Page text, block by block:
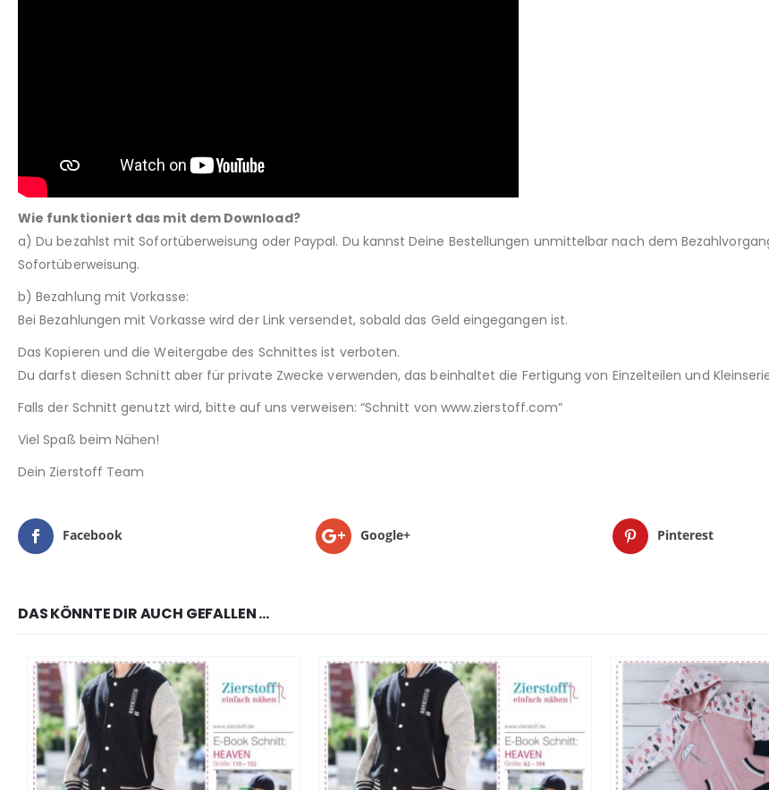
Wie funktioniert das mit dem Download?
a) Du bezahlst mit Sofortüberweisung oder Paypal. Du kannst Deine Bestellungen unmittelbar nach dem
Sofortüberweisung.
b) Bezahlung mit Vorkasse:
Bei Bezahlungen mit Vorkasse wird der Link versendet, sobald das Geld eingegangen ist.
Das Kopieren und die Weitergabe des Schnittes ist verboten.
Du darfst diesen Schnitt aber für private Zwecke verwenden, das beinhaltet die Fertigung von Einzelteilen und
Falls der Schnitt genutzt wird, bitte auf uns verweisen: “Schnitt von www.zierstoff.com”
Viel Spaß beim Nähen!
Dein Zierstoff Team
Facebook Google+ Pinterest
DAS KÖNNTE DIR AUCH GEFALLEN …